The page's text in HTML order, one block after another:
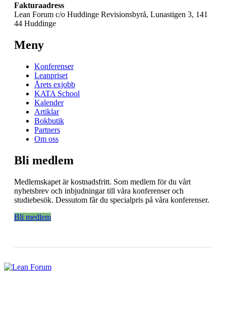
Fakturaadress
Lean Forum c/o Huddinge Revisionsbyrå, Lunastigen 3, 141
44 Huddinge
Meny
Konferenser
Leanpriset
Årets exjobb
KATA School
Kalender
Artiklar
Bokbutik
Partners
Om oss
Bli medlem
Medlemskapet är kostnadsfritt. Som medlem för du vårt
nyhetsbrev och inbjudningar till våra konferenser och
studiebesök. Dessutom får du specialpris på våra konferenser.
Bli medlem